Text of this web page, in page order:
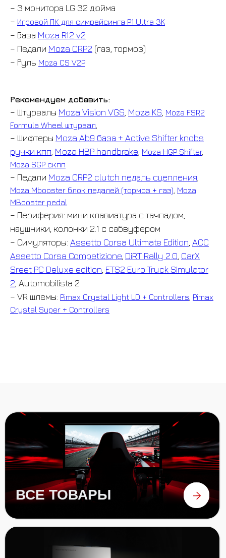
– 3 монитора LG 32 дюйма
– Игровой ПК для симрейсинга P1 Ultra 3K
– База Moza R12 v2
– Педали Moza CRP2 (газ, тормоз)
– Руль Moza CS V2P
Рекомендуем добавить:
– Штурвалы Moza Vision VGS Moza KS Moza FSR2
Formula Wheel штурвал
– Шифтеры Moza Ab9 база + Active Shifter knobs
ручки кпп Moza HBP handbrake Moza HGP Shifter,
Moza SGP скпп
– Педали Moza CRP2 clutch педаль сцепления
Moza Mbooster блок педалей (тормоз + газ) Moza
MBooster pedal
– Периферия: мини клавиатура с тачпадом,
наушники, колонки 2.1 с сабвуфером
– Симуляторы: Assetto Corsa Ultimate Edition ACC
Assetto Corsa Competizione DiRT Rally 2.0 CarX
Sreet PC Deluxe edition ETS2 Euro Truck Simulator
2 , Automobilista 2
– VR шлемы: Pimax Crystal Light LD + Controllers Pimax
Crystal Super + Controllers
ВСЕ ТОВАРЫ
БАНДЛЫ